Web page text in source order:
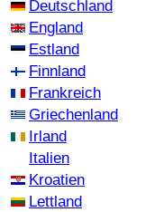
Deutschland
England
Estland
Finnland
Frankreich
Griechenland
Irland
Italien
Kroatien
Lettland